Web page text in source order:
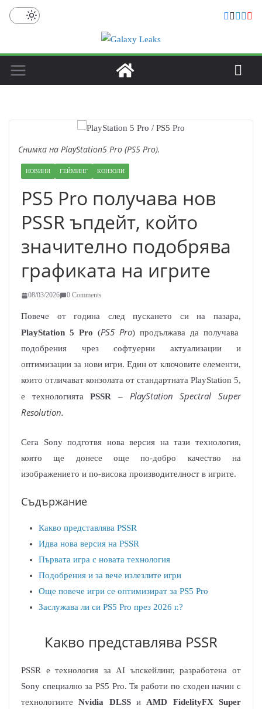
Skip
Снимка на PlayStation5 Pro (PS5 Pro).
НОВИНИ ГЕЙМИНГ КОНЗОЛИ
PS5 Pro получава нов
PSSR ъпдейт, който
значително подобрява
графиката на игрите
08/03/2026 0 Comments
Повече от година след пускането си на пазара,
PlayStation 5 Pro (PS5 Pro) продължава да получава
подобрения чрез софтуерни актуализации и
оптимизации за нови игри. Един от ключовите елементи,
които отличават конзолата от стандартната PlayStation 5,
е технологията PSSR –
PlayStation Spectral Super
Resolution.
Сега Sony подготвя нова версия на тази технология,
която ще донесе още по-добро качество на
изображението и по-висока производителност в игрите.
Съдържание
Какво представлява PSSR
Идва нова версия на PSSR
Първата игра с новата технология
Подобрения и за вече излезлите игри
Още повече игри се оптимизират за PS5 Pro
Заслужава ли си PS5 Pro през 2026 г.?
Какво представлява PSSR
PSSR е технология за AI ъпскейлинг, разработена от
Sony специално за PS5 Pro. Тя работи по сходен начин с
технологиитеNvidia DLSSи AMD FidelityFX Super